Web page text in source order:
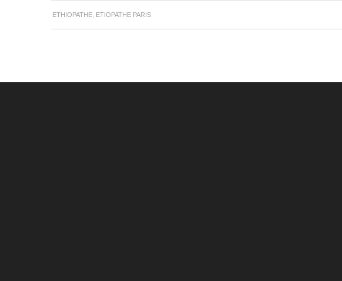
ETHIOPATHE, ETIOPATHE PARIS